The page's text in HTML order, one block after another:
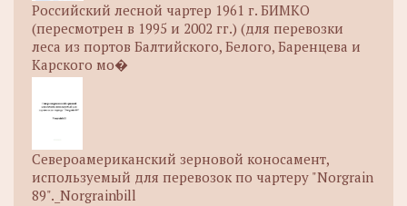
Российский лесной чартер 1961 г. БИМКО
(пересмотрен в 1995 и 2002 гг.) (для перевозки
леса из портов Балтийского, Белого, Баренцева и
Карского мо�
Североамериканский зерновой коносамент,
используемый для перевозок по чартеру "Norgrain
89"._Norgrainbill